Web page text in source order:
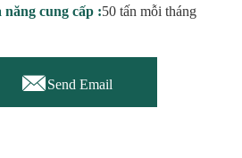
năng cung cấp :50 tấn mỗi tháng
Send Email